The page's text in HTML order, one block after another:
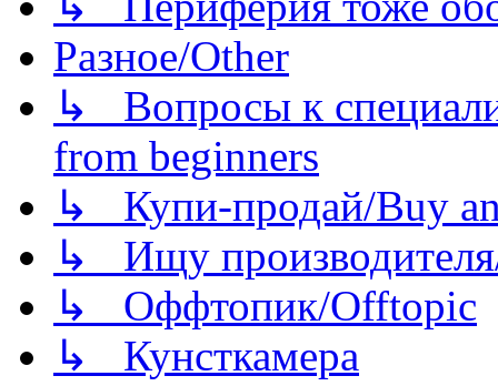
Разное/Other
↳ Вопросы к
from beginners
↳ Купи-продай/Buy
↳ Ищу
↳ Оффтопик/Offtopic
↳ Кунсткамера